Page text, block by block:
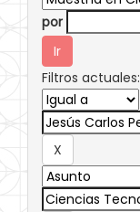
por
Filtros actuales: